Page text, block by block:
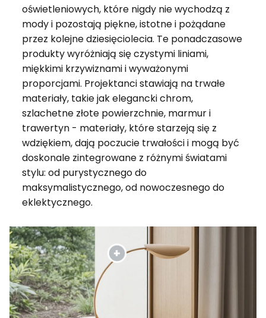
oświetleniowych, które nigdy nie wychodzą z
mody i pozostają piękne, istotne i pożądane
przez kolejne dziesięciolecia. Te ponadczasowe
produkty wyróżniają się czystymi liniami,
miękkimi krzywiznami i wyważonymi
proporcjami. Projektanci stawiają na trwałe
materiały, takie jak elegancki chrom,
szlachetne złote powierzchnie, marmur i
trawertyn - materiały, które starzeją się z
wdziękiem, dają poczucie trwałości i mogą być
doskonale zintegrowane z różnymi światami
stylu: od purystycznego do
maksymalistycznego, od nowoczesnego do
eklektycznego.